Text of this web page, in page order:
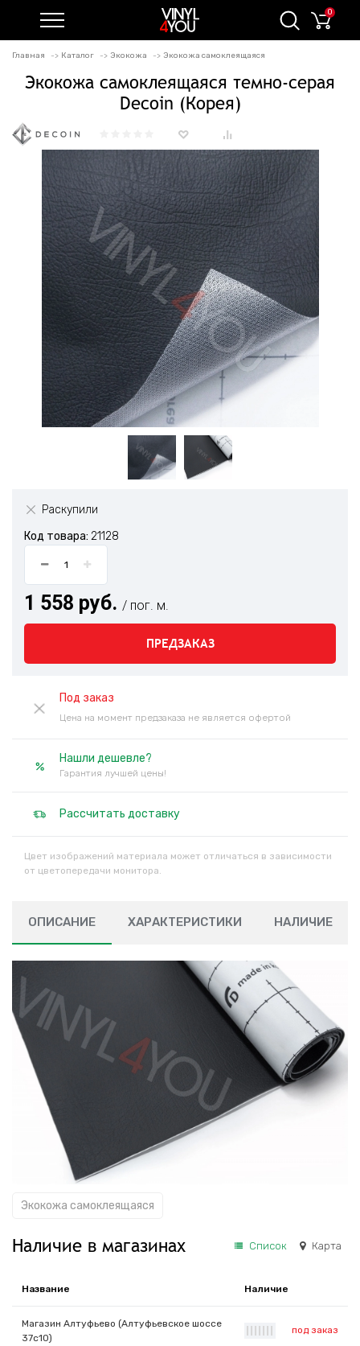
0
Главная Каталог Экокожа Экокожа самоклеящаяся
Экокожа самоклеящаяся темно-серая
Decoin (Корея)
Раскупили
Код товара: 21128
1 558 руб. / пог. м.
ПРЕДЗАКАЗ
Под заказ
Цена на момент предзаказа не является офертой
Нашли дешевле?
Гарантия лучшей цены!
Рассчитать доставку
Цвет изображений материала может отличаться в зависимости
от цветопередачи монитора.
ОПИСАНИЕ ХАРАКТЕРИСТИКИ НАЛИЧИЕ
Экокожа самоклеящаяся
Наличие в магазинах Список Карта
Название Наличие
Магазин Алтуфьево (Алтуфьевское шоссе
37с10)
под заказ